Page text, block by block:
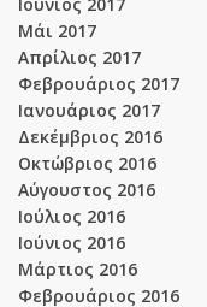
Μάι 2017
Απρίλιος 2017
Φεβρουάριος 2017
Ιανουάριος 2017
Δεκέμβριος 2016
Οκτώβριος 2016
Αύγουστος 2016
Ιούλιος 2016
Ιούνιος 2016
Μάρτιος 2016
Φεβρουάριος 2016